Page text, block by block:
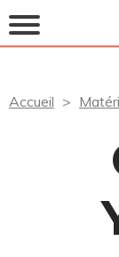
Accueil